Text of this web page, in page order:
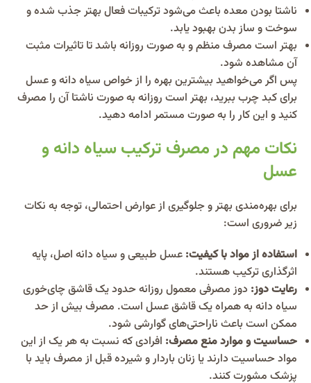
ناشتا بودن معده باعث می‌شود ترکیبات فعال بهتر جذب شده و
سوخت و ساز بدن بهبود یابد.
بهتر است مصرف منظم و به صورت روزانه باشد تا تاثیرات مثبت
آن مشاهده شود.
پس اگر می‌خواهید بیشترین بهره را از خواص سیاه دانه و عسل
برای کبد چرب ببرید، بهتر است روزانه به صورت ناشتا آن را مصرف
کنید و این کار را به صورت مستمر ادامه دهید.
نکات مهم در مصرف ترکیب سیاه دانه و
عسل
برای بهره‌مندی بهتر و جلوگیری از عوارض احتمالی، توجه به نکات
زیر ضروری است:
استفاده از مواد با کیفیت: عسل طبیعی و سیاه دانه اصل، پایه
اثرگذاری ترکیب هستند.
رعایت دوز: دوز مصرفی معمول روزانه حدود یک قاشق چای‌خوری
سیاه دانه به همراه یک قاشق عسل است. مصرف بیش از حد
ممکن است باعث ناراحتی‌های گوارشی شود.
حساسیت و موارد منع مصرف: افرادی که نسبت به هر یک از این
مواد حساسیت دارند یا زنان باردار و شیرده قبل از مصرف باید با
پزشک مشورت کنند.